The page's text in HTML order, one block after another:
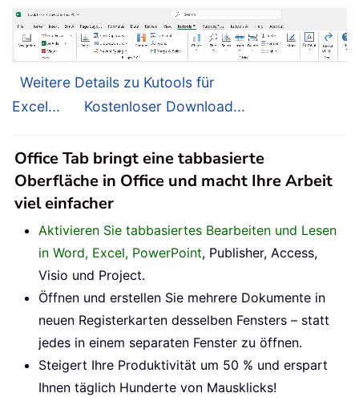
Weitere Details zu Kutools für
Excel...
Kostenloser Download...
Office Tab bringt eine tabbasierte
Oberfläche in Office und macht Ihre Arbeit
viel einfacher
Aktivieren Sie tabbasiertes Bearbeiten und Lesen
in Word, Excel, PowerPoint, Publisher, Access,
Visio und Project.
Öffnen und erstellen Sie mehrere Dokumente in
neuen Registerkarten desselben Fensters – statt
jedes in einem separaten Fenster zu öffnen.
Steigert Ihre Produktivität um 50 % und erspart
Ihnen täglich Hunderte von Mausklicks!